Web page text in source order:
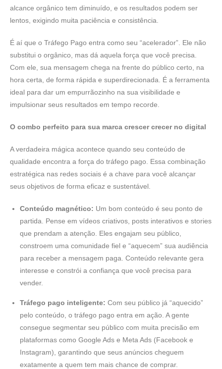
alcance orgânico tem diminuído, e os resultados podem ser
lentos, exigindo muita paciência e consistência.
É aí que o Tráfego Pago entra como seu “acelerador”. Ele não
substitui o orgânico, mas dá aquela força que você precisa.
Com ele, sua mensagem chega na frente do público certo, na
hora certa, de forma rápida e superdirecionada. É a ferramenta
ideal para dar um empurrãozinho na sua visibilidade e
impulsionar seus resultados em tempo recorde.
O combo perfeito para sua marca crescer crecer no digital
A verdadeira mágica acontece quando seu conteúdo de
qualidade encontra a força do tráfego pago. Essa combinação
estratégica nas redes sociais é a chave para você alcançar
seus objetivos de forma eficaz e sustentável.
Conteúdo magnético: Um bom conteúdo é seu ponto de
partida. Pense em vídeos criativos, posts interativos e stories
que prendam a atenção. Eles engajam seu público,
constroem uma comunidade fiel e “aquecem” sua audiência
para receber a mensagem paga. Conteúdo relevante gera
interesse e constrói a confiança que você precisa para
vender.
Tráfego pago inteligente: Com seu público já “aquecido”
pelo conteúdo, o tráfego pago entra em ação. A gente
consegue segmentar seu público com muita precisão em
plataformas como Google Ads e Meta Ads (Facebook e
Instagram), garantindo que seus anúncios cheguem
exatamente a quem tem mais chance de comprar.